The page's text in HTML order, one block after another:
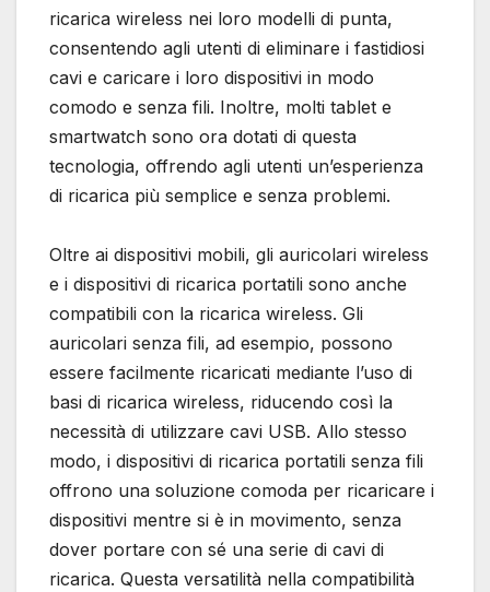
ricarica wireless nei loro modelli di punta,
consentendo agli utenti di eliminare i fastidiosi
cavi e caricare i loro dispositivi in modo
comodo e senza fili. Inoltre, molti tablet e
smartwatch sono ora dotati di questa
tecnologia, offrendo agli utenti un’esperienza
di ricarica più semplice e senza problemi.
Oltre ai dispositivi mobili, gli auricolari wireless
e i dispositivi di ricarica portatili sono anche
compatibili con la ricarica wireless. Gli
auricolari senza fili, ad esempio, possono
essere facilmente ricaricati mediante l’uso di
basi di ricarica wireless, riducendo così la
necessità di utilizzare cavi USB. Allo stesso
modo, i dispositivi di ricarica portatili senza fili
offrono una soluzione comoda per ricaricare i
dispositivi mentre si è in movimento, senza
dover portare con sé una serie di cavi di
ricarica. Questa versatilità nella compatibilità